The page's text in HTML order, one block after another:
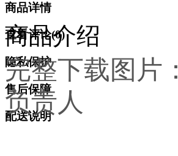
商品详情
查看评论(0)
隐私保护
售后保障
配送说明
商品介绍
完整下载图片：
负责人